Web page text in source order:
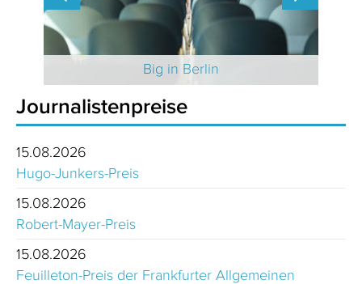
Big in Berlin
Journalistenpreise
15.08.2026
Hugo-Junkers-Preis
15.08.2026
Robert-Mayer-Preis
15.08.2026
Feuilleton-Preis der Frankfurter Allgemeinen